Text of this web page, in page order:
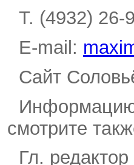
Т. (4932) 26-
E-mail:
Сайт
Информацию
смотрите
Гл.